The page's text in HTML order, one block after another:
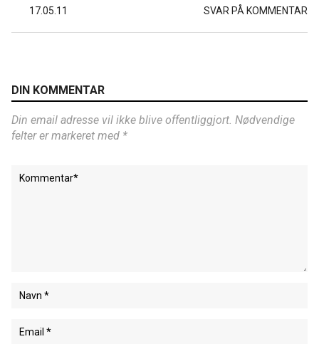
17.05.11 SVAR PÅ KOMMENTAR
DIN KOMMENTAR
Din email adresse vil ikke blive offentliggjort. Nødvendige
felter er markeret med *